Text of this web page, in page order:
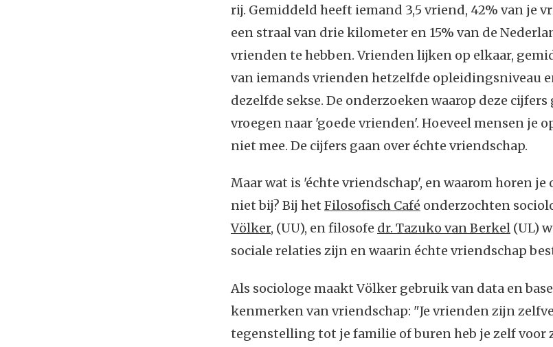
rij. Gemiddeld heeft iemand 3,5 vriend, 42% van je
een straal van drie kilometer en 15% van de
vrienden te hebben. Vrienden lijken op elkaar,
van iemands vrienden hetzelfde opleidingsniveau
dezelfde sekse. De onderzoeken waarop deze cijfers
vroegen naar 'goede vrienden'. Hoeveel mensen je
niet mee. De cijfers gaan over échte vriendschap.
Maar wat is 'échte vriendschap', en waarom horen
niet bij? Bij het Filosofisch Café onderzochten
Völker, (UU), en filosofe dr. Tazuko van Berkel(UL)
sociale relaties zijn en waarin échte vriendschap
Als sociologe maakt Völker gebruik van data en
kenmerken van vriendschap: "Je vrienden zijn
tegenstelling tot je familie of buren heb je zelf voor